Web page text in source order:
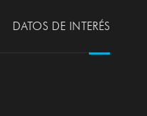
DATOS DE INTERÉS